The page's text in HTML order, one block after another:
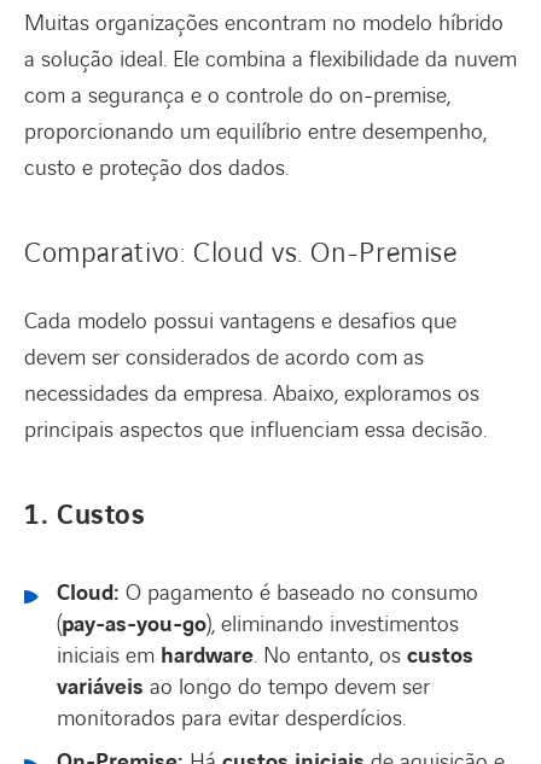
Muitas organizações encontram no modelo híbrido
a solução ideal. Ele combina a flexibilidade da nuvem
com a segurança e o controle do on-premise,
proporcionando um equilíbrio entre desempenho,
custo e proteção dos dados.
Comparativo: Cloud vs. On-Premise
Cada modelo possui vantagens e desafios que
devem ser considerados de acordo com as
necessidades da empresa. Abaixo, exploramos os
principais aspectos que influenciam essa decisão.
1. Custos
Cloud: O pagamento é baseado no consumo
(pay-as-you-go), eliminando investimentos
iniciais em hardware. No entanto, os custos
variáveis ao longo do tempo devem ser
monitorados para evitar desperdícios.